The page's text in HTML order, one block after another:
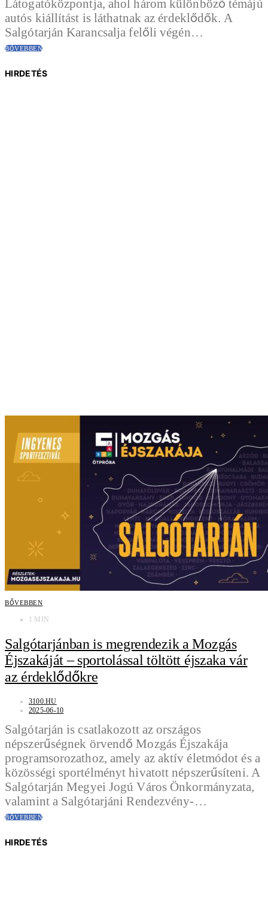
Látogatóközpontja, ahol három különböző témájú
autós kiállítást is láthatnak az érdeklődők. A
Salgótarján Karancsalja felőli végén…
BŐVEBBEN
HIRDETÉS
BŐVEBBEN
1 MIN
Salgótarjánban is megrendezik a Mozgás
Éjszakáját – sportolással töltött éjszaka vár
az érdeklődőkre
3100.HU
2025-06-10
Salgótarján is csatlakozott az országos
népszerűségnek örvendő Mozgás Éjszakája
programsorozathoz, amely az aktív életmódot és a
közösségi sportélményt hivatott népszerűsíteni. A
Salgótarján Megyei Jogú Város Önkormányzata,
valamint a Salgótarjáni Rendezvény-…
BŐVEBBEN
HIRDETÉS